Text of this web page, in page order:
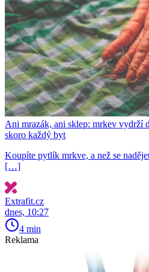
Ani mrazák, ani sklep: mrkev vydrží
skoro každý byt
Koupíte pytlík mrkve, a než se
[…]
Extrafit.cz
dnes, 10:27
4 min
Reklama